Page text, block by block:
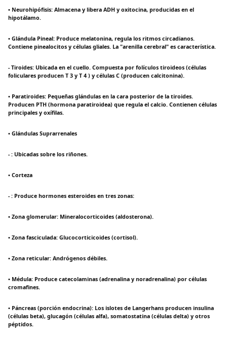
• Neurohipófisis: Almacena y libera ADH y oxitocina, producidas en el
hipotálamo.
• Glándula Pineal: Produce melatonina, regula los ritmos circadianos.
Contiene pinealocitos y células gliales. La "arenilla cerebral" es característica.
- Tiroides: Ubicada en el cuello. Compuesta por folículos tiroideos (células
foliculares producen T 3 y T 4 ) y células C (producen calcitonina).
• Paratiroides: Pequeñas glándulas en la cara posterior de la tiroides.
Producen PTH (hormona paratiroidea) que regula el calcio. Contienen células
principales y oxífilas.
• Glándulas Suprarrenales
- : Ubicadas sobre los riñones.
• Corteza
- : Produce hormones esteroides en tres zonas:
• Zona glomerular: Mineralocorticoides (aldosterona).
• Zona fasciculada: Glucocorticicoides (cortisol).
• Zona reticular: Andrógenos débiles.
• Médula: Produce catecolaminas (adrenalina y noradrenalina) por células
cromafines.
• Páncreas (porción endocrina): Los islotes de Langerhans producen insulina
(células beta), glucagón (células alfa), somatostatina (células delta) y otros
péptidos.